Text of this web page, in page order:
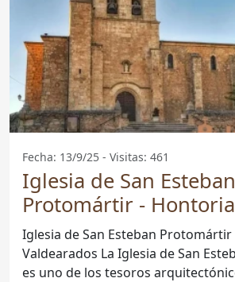
Fecha: 13/9/25 - Visitas: 461
Iglesia de San Esteban
Protomártir -
Valdearados
Iglesia de San Esteban
Valdearados La Iglesia de San Esteban Protomártir
es uno de los tesoros